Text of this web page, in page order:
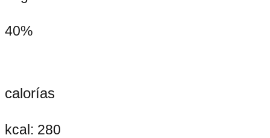
40%
calorías
kcal: 280